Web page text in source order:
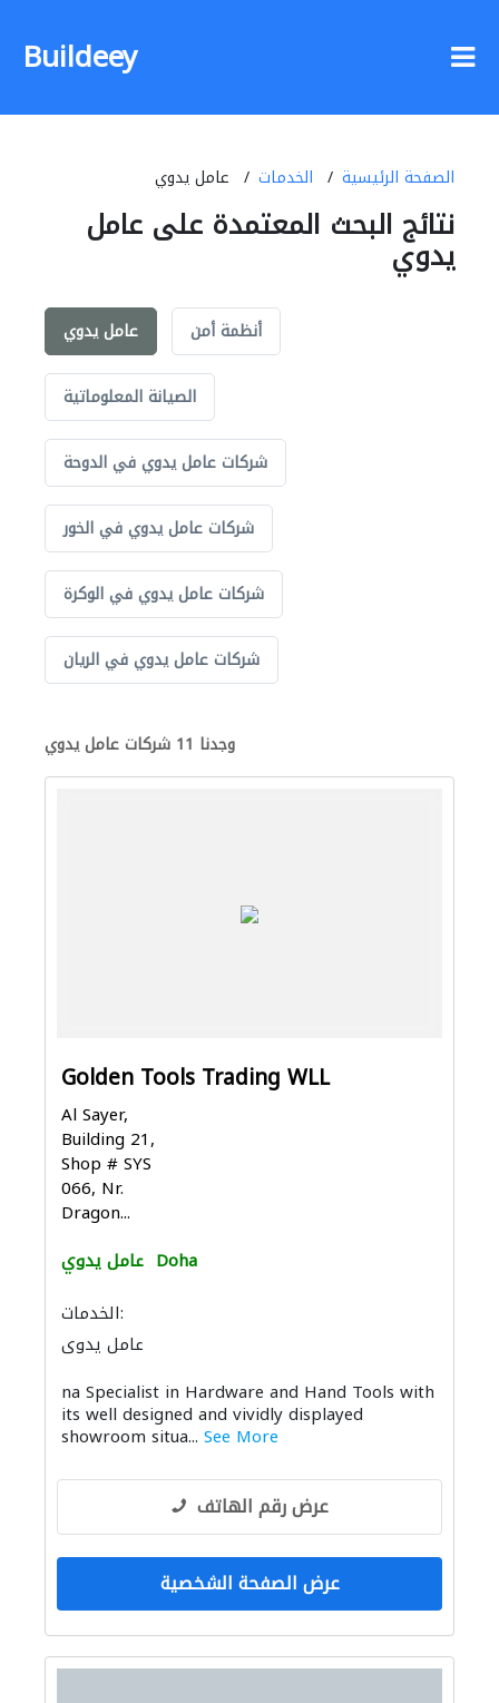
Buildeey
الصفحة الرئيسية الخدمات عامل يدوي
نتائج البحث المعتمدة على عامل
يدوي
عامل يدوي أنظمة أمن
الصيانة المعلوماتية
شركات عامل يدوي في الدوحة
شركات عامل يدوي في الخور
شركات عامل يدوي في الوكرة
شركات عامل يدوي في الريان
وجدنا 11 شركات عامل يدوي
Golden Tools Trading WLL
Al Sayer,
Building 21,
Shop # SYS
066, Nr.
Dragon...
عامل يدوي Doha
الخدمات:
عامل يدوي
na Specialist in Hardware and Hand Tools with
its well designed and vividly displayed
showroom situa... See More
عرض رقم الهاتف
عرض الصفحة الشخصية